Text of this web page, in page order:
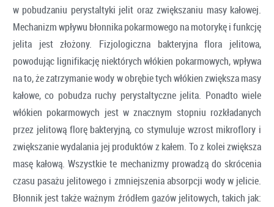
w pobudzaniu perystaltyki jelit oraz zwiększaniu masy kałowej.
Mechanizm wpływu błonnika pokarmowego na motorykę i funkcję
jelita jest złożony. Fizjologiczna bakteryjna flora jelitowa,
powodując lignifikację niektórych włókien pokarmowych, wpływa
na to, że zatrzymanie wody w obrębie tych włókien zwiększa masy
kałowe, co pobudza ruchy perystaltyczne jelita. Ponadto wiele
włókien pokarmowych jest w znacznym stopniu rozkładanych
przez jelitową florę bakteryjną, co stymuluje wzrost mikroflory i
zwiększanie wydalania jej produktów z kałem. To z kolei zwiększa
masę kałową. Wszystkie te mechanizmy prowadzą do skrócenia
czasu pasażu jelitowego i zmniejszenia absorpcji wody w jelicie.
Błonnik jest także ważnym źródłem gazów jelitowych, takich jak: